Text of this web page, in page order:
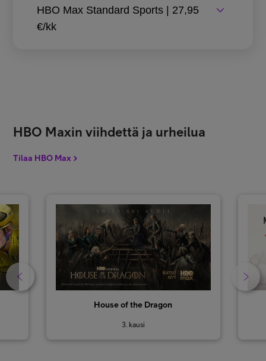
HBO Max Standard Sports | 27,95
€/kk
HBO Maxin viihdettä ja urheilua
Tilaa HBO Max
House of the Dragon
3. kausi